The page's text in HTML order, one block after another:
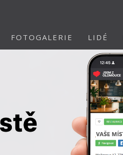
FOTOGALERIE LIDÉ